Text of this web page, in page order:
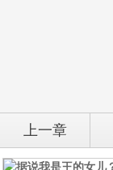
上一章